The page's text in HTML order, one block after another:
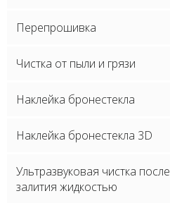
Перепрошивка
Чистка от пыли и грязи
Наклейка бронестекла
Наклейка бронестекла 3D
Ультразвуковая чистка после
залития жидкостью